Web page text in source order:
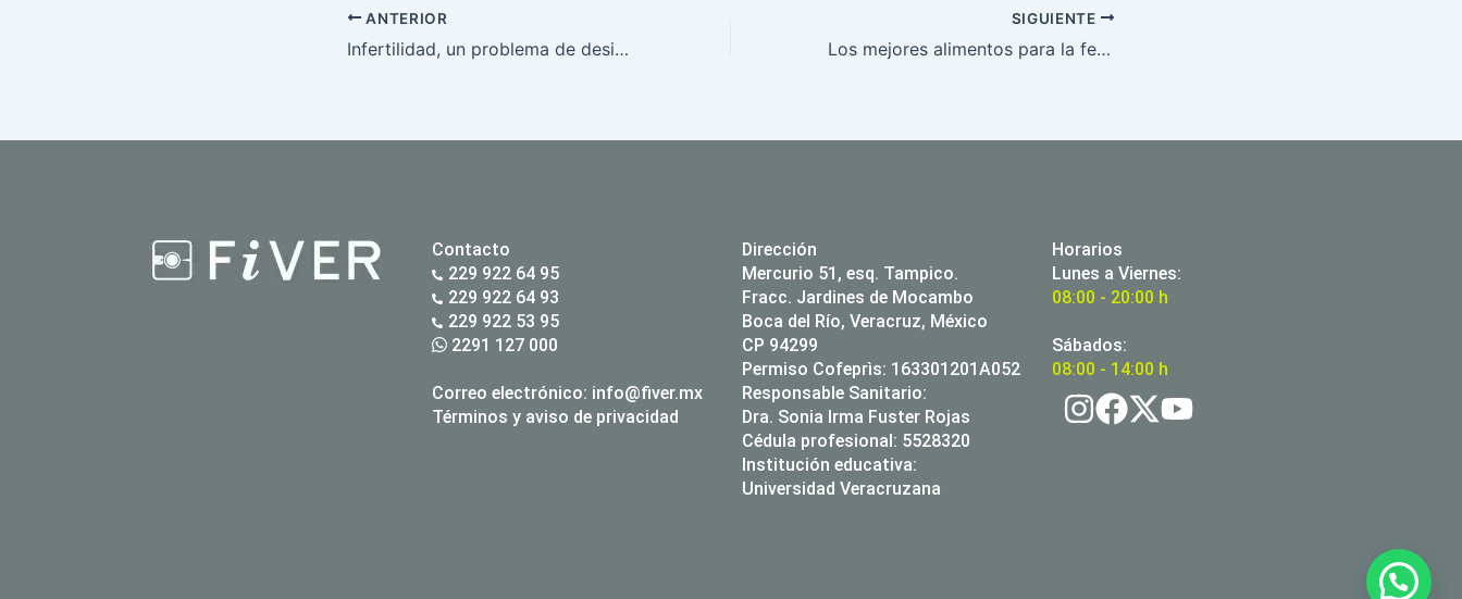
ANTERIOR
Infertilidad, un problema de desigualdad
SIGUIENTE
Los mejores alimentos para la fertilidad femenina
Contacto
229 922 64 95
229 922 64 93
229 922 53 95
2291 127 000
Correo electrónico: info@fiver.mx
Términos y aviso de privacidad
Dirección
Mercurio 51, esq. Tampico.
Fracc. Jardines de Mocambo
Boca del Río, Veracruz, México
CP 94299
Permiso Cofeprìs: 163301201A052
Responsable Sanitario:
Dra. Sonia Irma Fuster Rojas
Cédula profesional: 5528320
Institución educativa:
Universidad Veracruzana
Horarios
Lunes a Viernes:
08:00 - 20:00 h
Sábados:
08:00 - 14:00 h